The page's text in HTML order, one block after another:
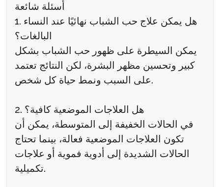
أسئلة شائعة
1. هل يمكن علاج حب الشباب نهائيًا عند النساء
البالغات؟
يمكن السيطرة على ظهور حب الشباب بشكل
كبير وتحسين مظهر البشرة، لكن النتائج تعتمد
على السبب ونمط حياة كل شخص.
2. هل العلاجات الموضعية كافية؟
في الحالات الخفيفة إلى المتوسطة، يمكن أن
تكون العلاجات الموضعية فعالة، بينما تحتاج
الحالات الشديدة إلى أدوية فموية أو علاجات
تكميلية.